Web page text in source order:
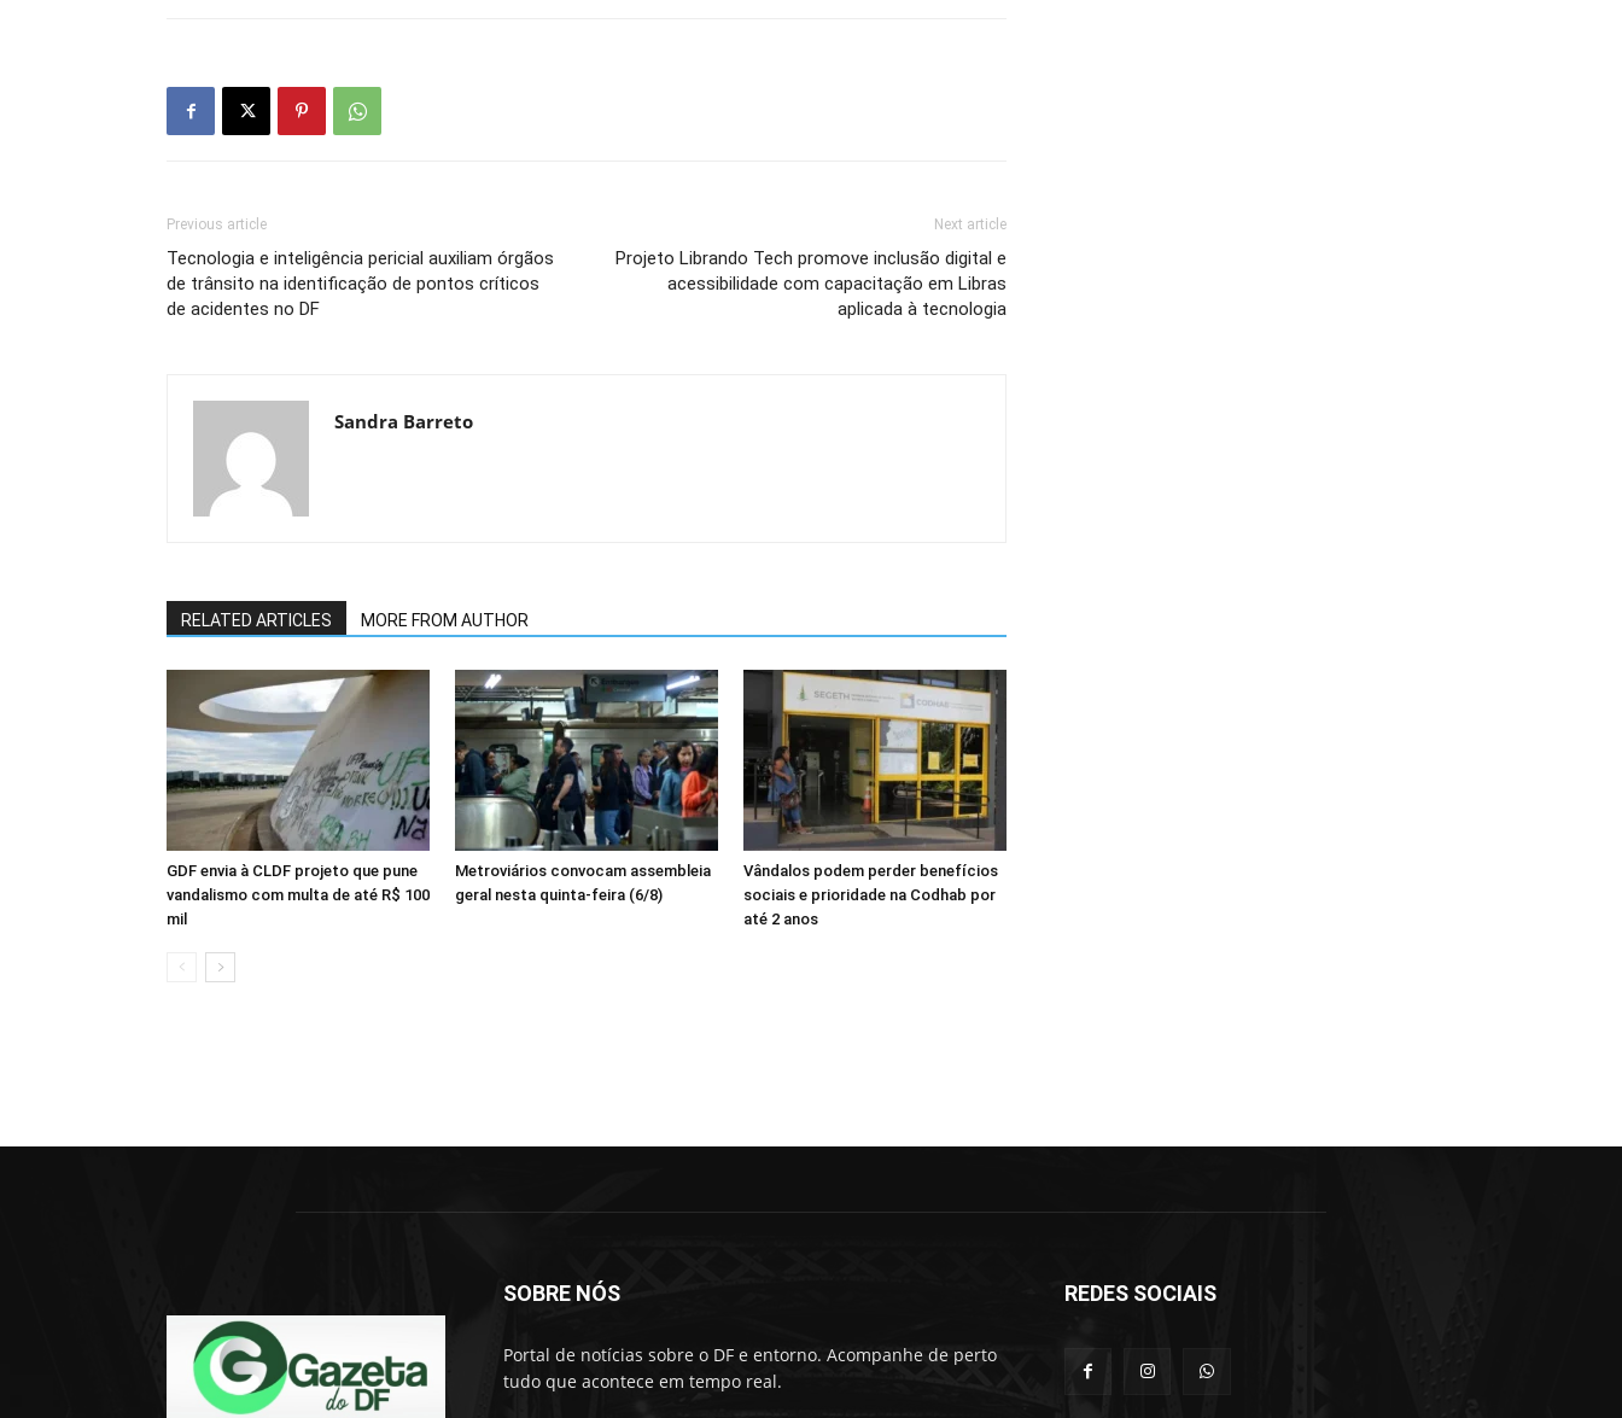
Previous article
Tecnologia e inteligência pericial auxiliam órgãos
de trânsito na identificação de pontos críticos
de acidentes no DF
Next article
Projeto Librando Tech promove inclusão digital e
acessibilidade com capacitação em Libras
aplicada à tecnologia
Sandra Barreto
RELATED ARTICLES MORE FROM AUTHOR
GDF envia à CLDF projeto que pune
vandalismo com multa de até R$ 100
mil
Metroviários convocam assembleia
geral nesta quinta-feira (6/8)
Vândalos podem perder benefícios
sociais e prioridade na Codhab por
até 2 anos
SOBRE NÓS
Portal de notícias sobre o DF e entorno. Acompanhe de perto
tudo que acontece em tempo real.
REDES SOCIAIS